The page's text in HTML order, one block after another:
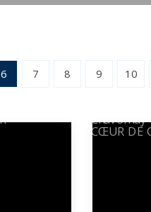
6 7 8 9 10